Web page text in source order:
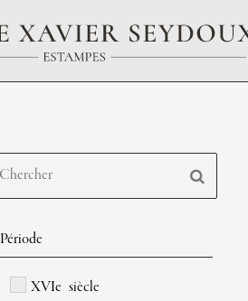
Période
XVIe siècle